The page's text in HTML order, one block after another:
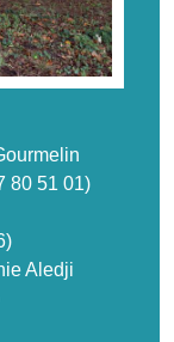
80 51 01)
Aledji